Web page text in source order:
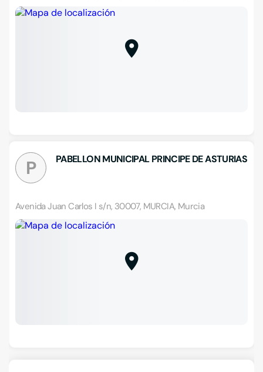
P PABELLON MUNICIPAL PRINCIPE DE ASTURIAS
Avenida Juan Carlos I s/n, 30007, MURCIA, Murcia